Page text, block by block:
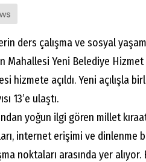
ders çalışma ve sosyal
Mahallesi Yeni Belediye
hizmete açıldı. Yeni açılışla
13’e ulaştı.
yoğun ilgi gören millet
internet erişimi ve
noktaları arasında yer